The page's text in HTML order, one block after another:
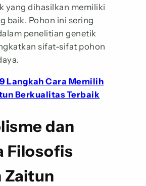
yang dihasilkan memiliki
baik. Pohon ini sering
penelitian genetik
sifat-sifat pohon
9 Langkah Cara Memilih
Berkualitas Terbaik
dan
Filosofis
Zaitun